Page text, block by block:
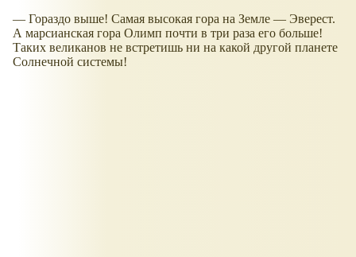
— Гораздо выше! Самая высокая гора на Земле — Эверест.
А марсианская гора Олимп почти в три раза его больше!
Таких великанов не встретишь ни на какой другой планете
Солнечной системы!